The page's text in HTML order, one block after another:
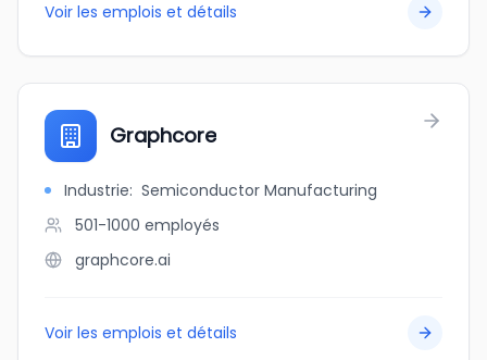
Voir les emplois et détails
Graphcore
Industrie: Semiconductor Manufacturing
501-1000 employés
graphcore.ai
Voir les emplois et détails